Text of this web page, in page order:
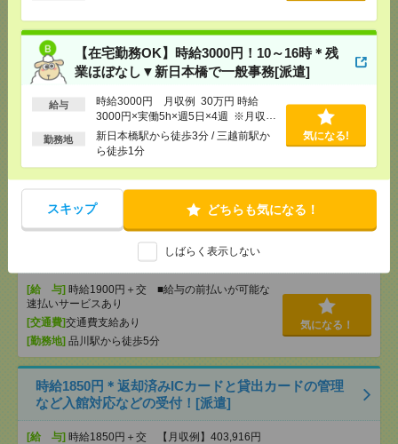
【在宅勤務OK】時給3000円！10～16時＊残
業ほぼなし▼新日本橋で一般事務[派遣]
給与
時給3000円 月収例 30万円 時給
3000円×実働5h×週5日×4週 ※月収例
を保証するものではありません。※給
与即受取りサービス利用可（利用条件
勤務地
新日本橋駅から徒歩3分 / 三越前駅か
ら徒歩1分
気になる!
スキップ どちらも気になる！
しばらく表示しない
【在宅勤務OK】時給3000円！10～16時＊残業ほぼな
し▼新日本橋で一般事務[派遣]
[給 与]時給3000円 月収例 30万円 時給3000円×
実働5h×週5日×4週 ※月収例を保証するものではあ
りません。※給与即受取りサービス利用可（利用条
[交通費]1ヶ月3万円を上限として実費支給
[勤務地]新日本橋駅から徒歩3分/三越前駅から徒
気になる！
積書類の確認など[派遣]
[給 与] 時給1900円＋交 ■給与の前払いが可能な
速払いサービスあり
[交通費]交通費支給あり
[勤務地] 品川駅から徒歩5分
気になる！
時給1850円＊返却済みICカードと貸出カードの管理
など入館対応などの受付！[派遣]
[給 与] 時給1850円＋交 【月収例】403,916円